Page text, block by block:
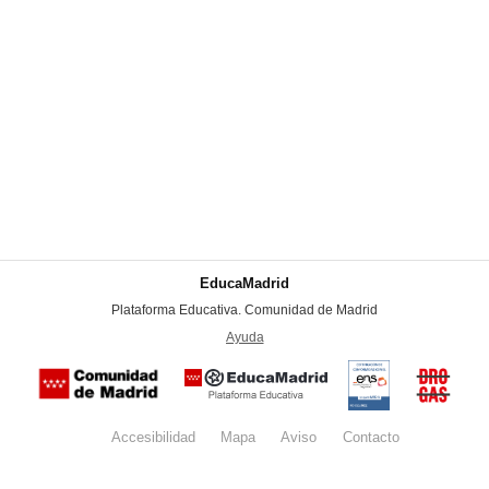
EducaMadrid
Plataforma Educativa. Comunidad de Madrid
Ayuda
Certificación
conformidad
con el
Nacional de
Seguridad
del
Accesibilidad Mapa Aviso legalContacto